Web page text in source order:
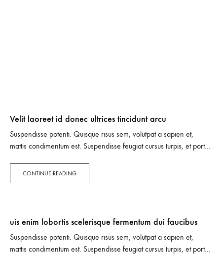
Velit laoreet id donec ultrices tincidunt arcu
Suspendisse potenti. Quisque risus sem, volutpat a sapien et,
mattis condimentum est. Suspendisse feugiat cursus turpis, et porta
sodales pellentesque, commodo…
CONTINUE READING
uis enim lobortis scelerisque fermentum dui faucibus
Suspendisse potenti. Quisque risus sem, volutpat a sapien et,
mattis condimentum est. Suspendisse feugiat cursus turpis, et porta